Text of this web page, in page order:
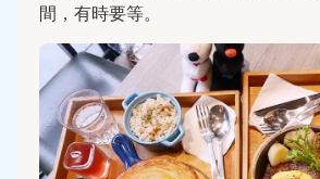
間，有時要等。